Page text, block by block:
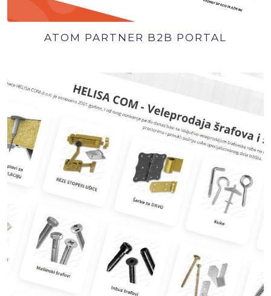
ATOM PARTNER B2B PORTAL